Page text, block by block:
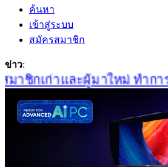
ค้นหา
เข้าสู่ระบบ
สมัครสมาชิก
ข่าว:
ชิกเก่าและผู้มาใหม่ ทำการ